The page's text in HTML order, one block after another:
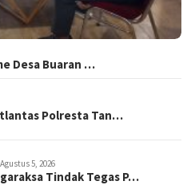
Desa Buaran …
Polresta Tan…
Agustus 5, 2026
Tindak Tegas P…